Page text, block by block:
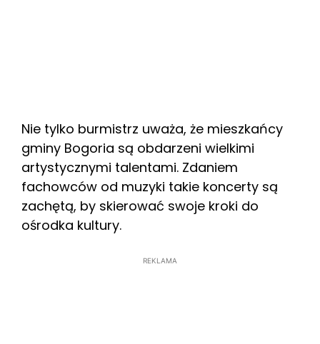
Nie tylko burmistrz uważa, że mieszkańcy
gminy Bogoria są obdarzeni wielkimi
artystycznymi talentami. Zdaniem
fachowców od muzyki takie koncerty są
zachętą, by skierować swoje kroki do
ośrodka kultury.
REKLAMA